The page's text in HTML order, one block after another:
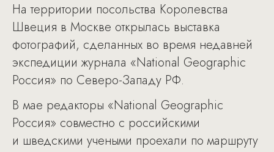
На территории посольства Королевства
Швеция в Москве открылась выставка
фотографий, сделанных во время недавней
экспедиции журнала «National Geographic
Россия» по Северо-Западу РФ.
В мае редакторы «National Geographic
Россия» совместно с российскими
и шведскими учеными проехали по маршруту